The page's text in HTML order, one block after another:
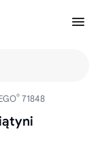
® 71848